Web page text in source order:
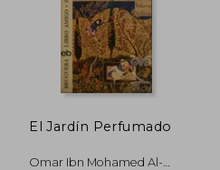
El Jardín Perfumado
Omar Ibn Mohamed Al-